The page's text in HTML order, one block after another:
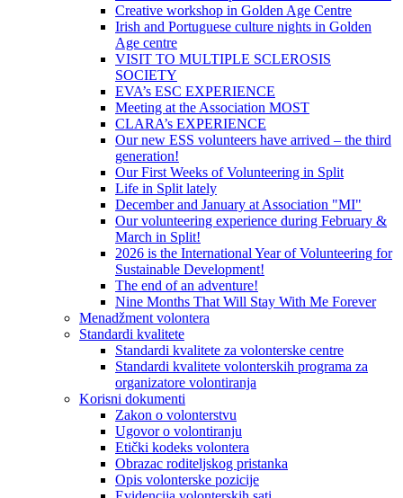
Creative workshop in Golden Age Centre
Irish and Portuguese culture nights in Golden
Age centre
VISIT TO MULTIPLE SCLEROSIS
SOCIETY
EVA’s ESC EXPERIENCE
Meeting at the Association MOST
CLARA’s EXPERIENCE
Our new ESS volunteers have arrived – the third
generation!
Our First Weeks of Volunteering in Split
Life in Split lately
December and January at Association "MI"
Our volunteering experience during February &
March in Split!
2026 is the International Year of Volunteering for
Sustainable Development!
The end of an adventure!
Nine Months That Will Stay With Me Forever
Menadžment volontera
Standardi kvalitete
Standardi kvalitete za volonterske centre
Standardi kvalitete volonterskih programa za
organizatore volontiranja
Korisni dokumenti
Zakon o volonterstvu
Ugovor o volontiranju
Etički kodeks volontera
Obrazac roditeljskog pristanka
Opis volonterske pozicije